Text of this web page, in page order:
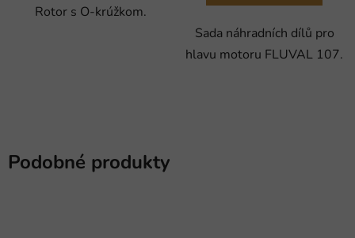
Rotor s O-krúžkom.
Sada náhradních dílů pro
hlavu motoru FLUVAL 107.
Podobné produkty